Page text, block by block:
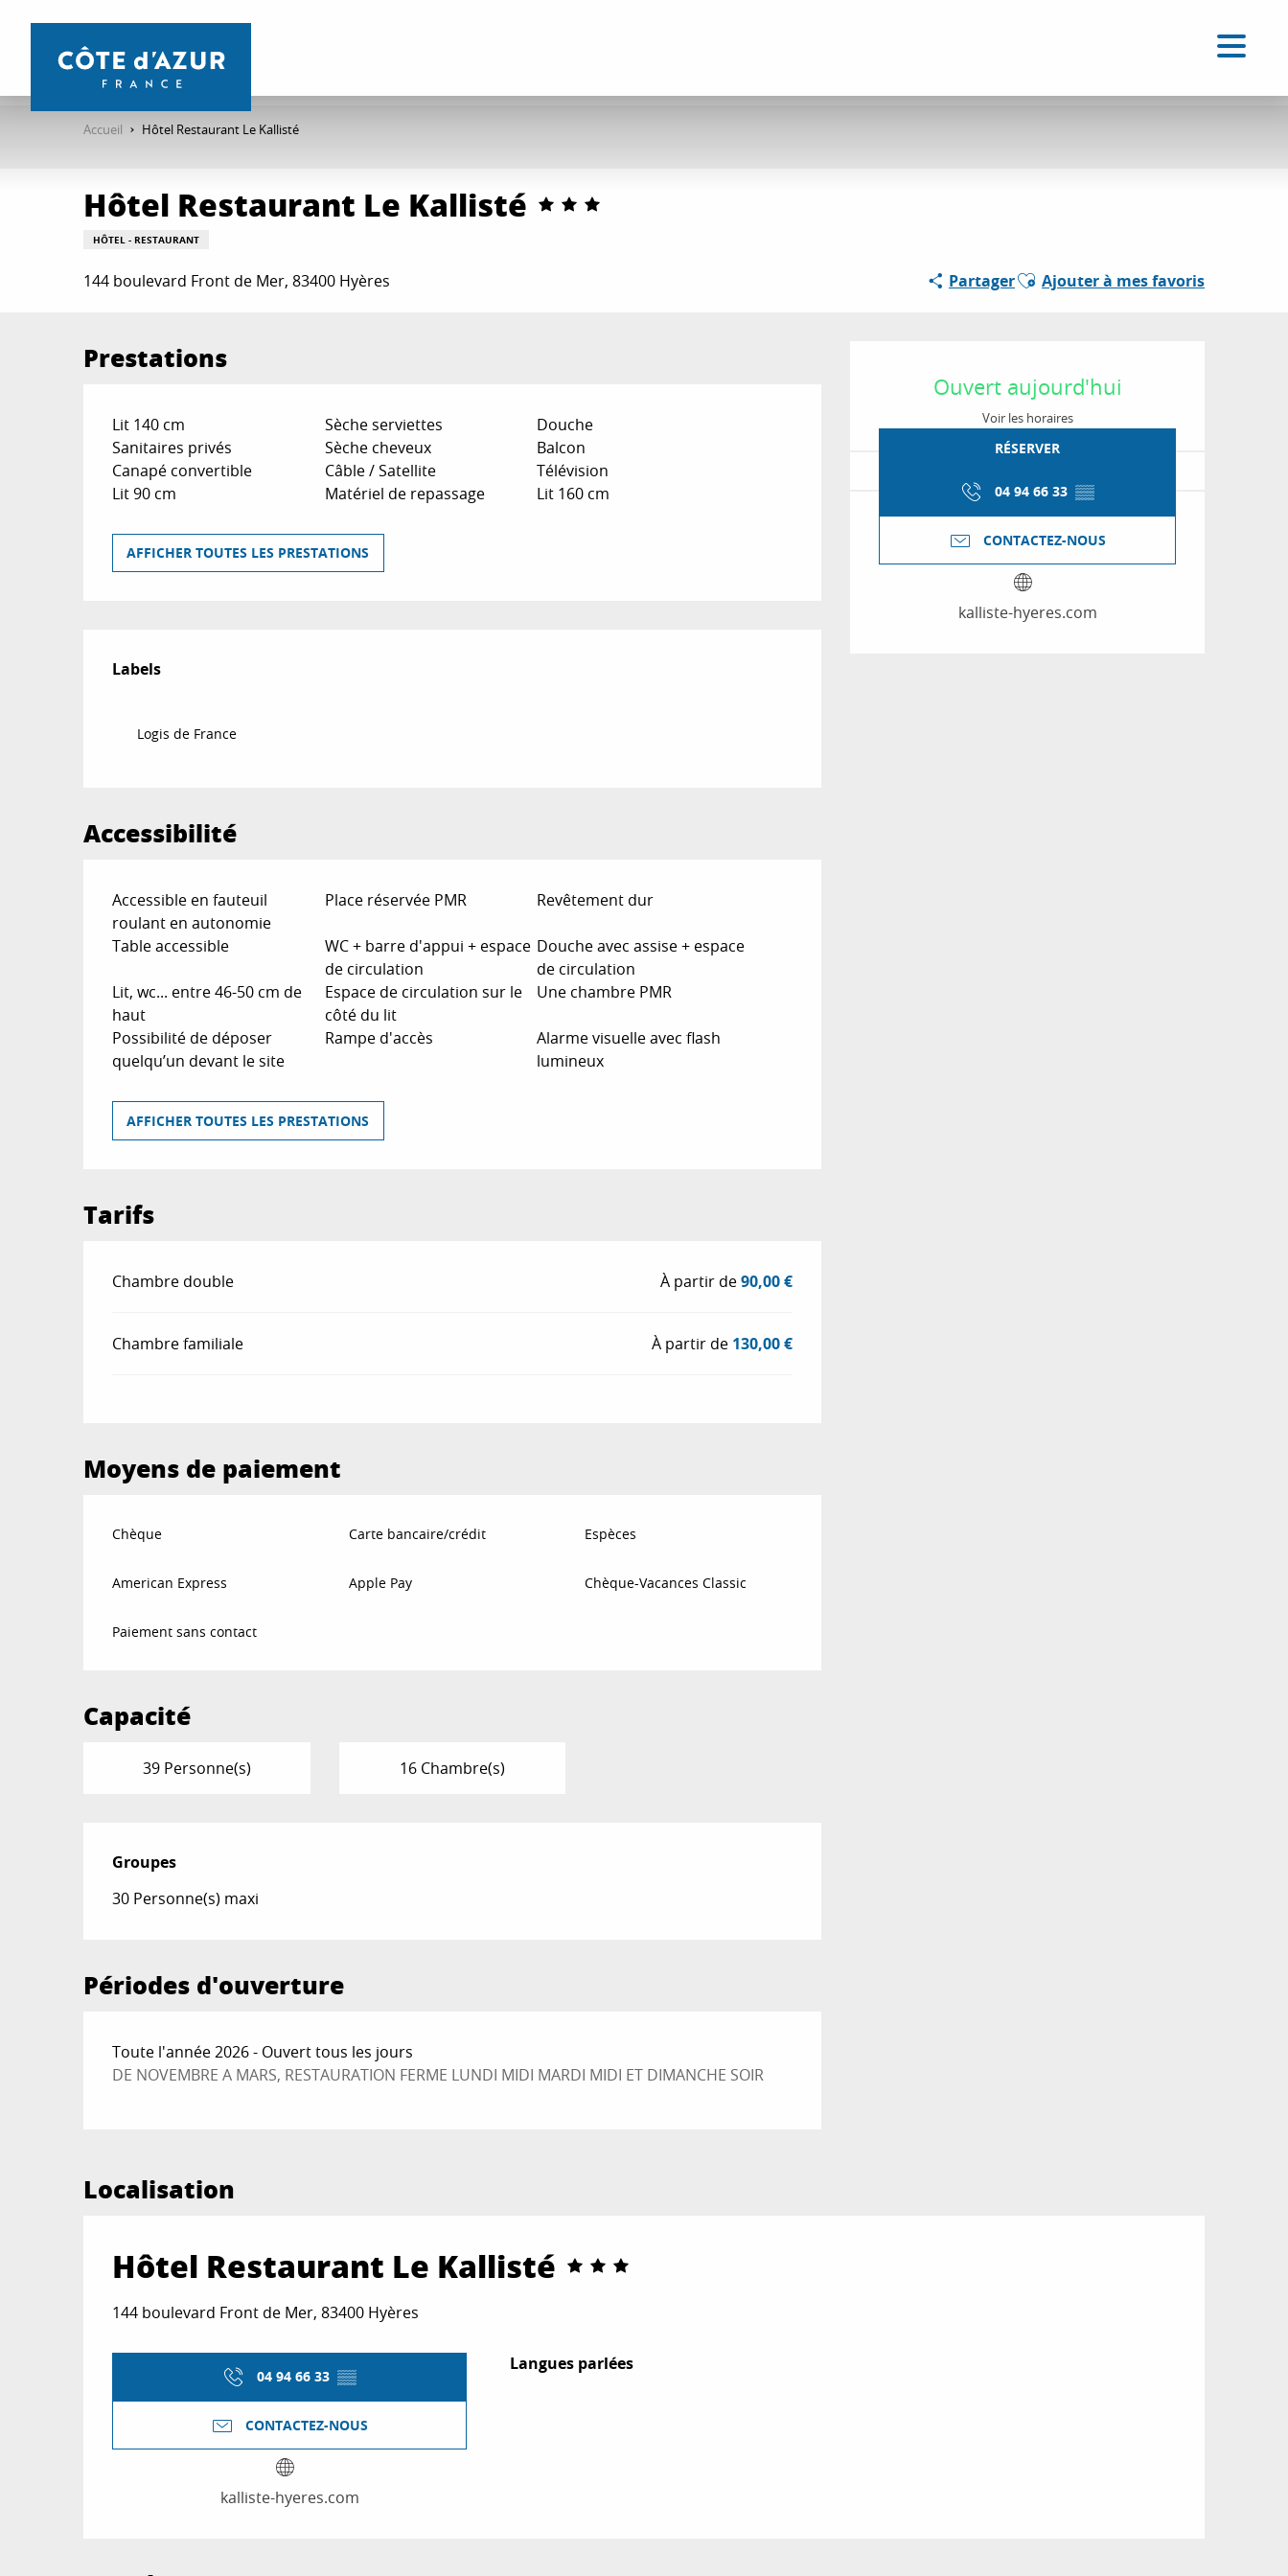
contenu
Accueil Hôtel Restaurant Le Kallisté
Hôtel Restaurant Le Kallisté
HÔTEL - RESTAURANT
144 boulevard Front de Mer, 83400 Hyères PartagerAjouter aux favoris
Ajouter à mes favoris
Ouverture et
Ouvert aujourd'hui
Voir les horaires
RÉSERVER
04 94 66 33 ▒▒
CONTACTEZ-NOUS
kalliste-hyeres.com
Prestations
Lit 140 cm Sèche serviettes
Douche
Sanitaires privés
Sèche cheveux
Balcon
Canapé convertible
Câble / Satellite
Télévision
Lit 90 cm
Matériel de repassage Lit 160 cm
AFFICHER TOUTES LES PRESTATIONS
Offres de prestations
Labels
Labels
Logis de France
Accessibilité
Accessible en fauteuil
roulant en autonomie
Place réservée PMR Revêtement dur
Table accessible
WC + barre d'appui + espace
de circulation
Douche avec assise + espace
de circulation
Lit, wc... entre 46-50 cm de
haut
Espace de circulation sur le
côté du lit
Une chambre PMR
Possibilité de déposer
quelqu’un devant le site
Rampe d'accès
Alarme visuelle avec flash
lumineux
AFFICHER TOUTES LES PRESTATIONS
Tarifs
Tarifs 2026
Chambre double À partir de90,00 €
Chambre familiale À partir de 130,00 €
Moyens de paiement
Chèque Carte bancaire/crédit Espèces
American Express Apple Pay Chèque-Vacances Classic
Paiement sans contact
Capacité
39 Personne(s) 16 Chambre(s)
Groupes
Groupes
30 Personne(s) maxi
Périodes d'ouverture
Toute l'année 2026 - Ouvert tous les jours
DE NOVEMBRE A MARS, RESTAURATION FERME LUNDI MIDI MARDI MIDI ET DIMANCHE SOIR
Localisation
Hôtel Restaurant Le Kallisté
144 boulevard Front de Mer, 83400 Hyères
04 94 66 33 ▒▒
CONTACTEZ-NOUS
kalliste-hyeres.com
Langues parlées
Langues parlées